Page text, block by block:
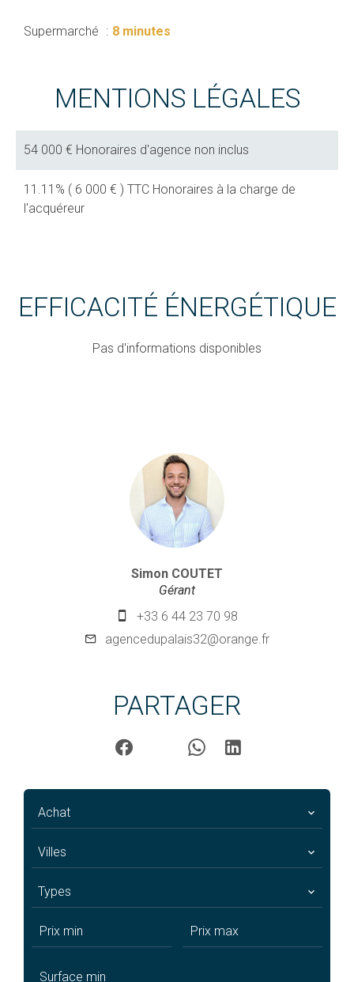
Supermarché 8 minutes
MENTIONS LÉGALES
54 000 € Honoraires d'agence non inclus
11.11% ( 6 000 € ) TTC Honoraires à la charge de
l'acquéreur
EFFICACITÉ ÉNERGÉTIQUE
Pas d'informations disponibles
Simon COUTET
Gérant
+33 6 44 23 70 98
agencedupalais32@orange.fr
PARTAGER
Achat
Villes
Types